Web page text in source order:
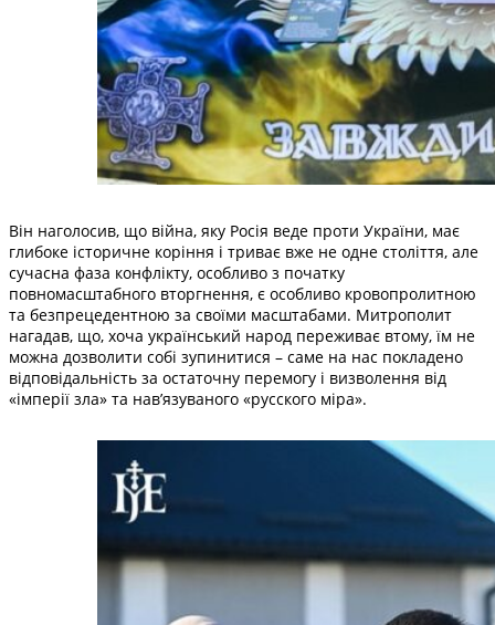
Він наголосив, що війна, яку Росія веде проти України, має
глибоке історичне коріння і триває вже не одне століття, але
сучасна фаза конфлікту, особливо з початку
повномасштабного вторгнення, є особливо кровопролитною
та безпрецедентною за своїми масштабами. Митрополит
нагадав, що, хоча український народ переживає втому, їм не
можна дозволити собі зупинитися – саме на нас покладено
відповідальність за остаточну перемогу і визволення від
«імперії зла» та нав’язуваного «русского міра».